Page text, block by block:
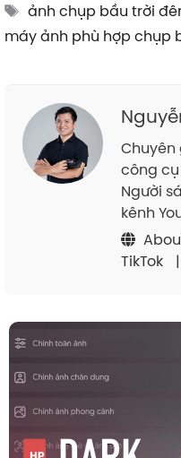
Tags
ảnh chụp bầu trời
máy ảnh phù hợp chụp
Chuyên
công
Người
kênh
TikTok
|